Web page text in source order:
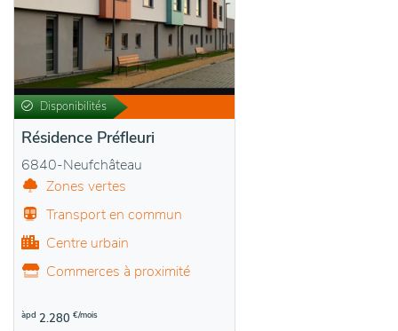
Disponibilités
Résidence Préfleuri
6840-Neufchâteau
Zones vertes
Transport en commun
Centre urbain
Commerces à proximité
àpd 2.280 €/mois